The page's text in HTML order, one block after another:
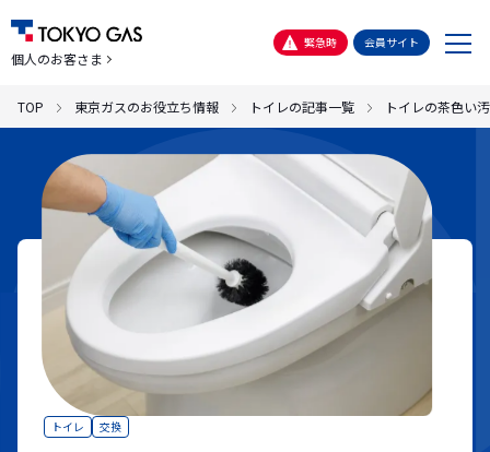
個人のお客さま
緊急時 会員サイト
メ
ー
TOP 東京ガスのお役立ち情報 トイレの記事一覧 トイレの茶色い
トイレ 交換